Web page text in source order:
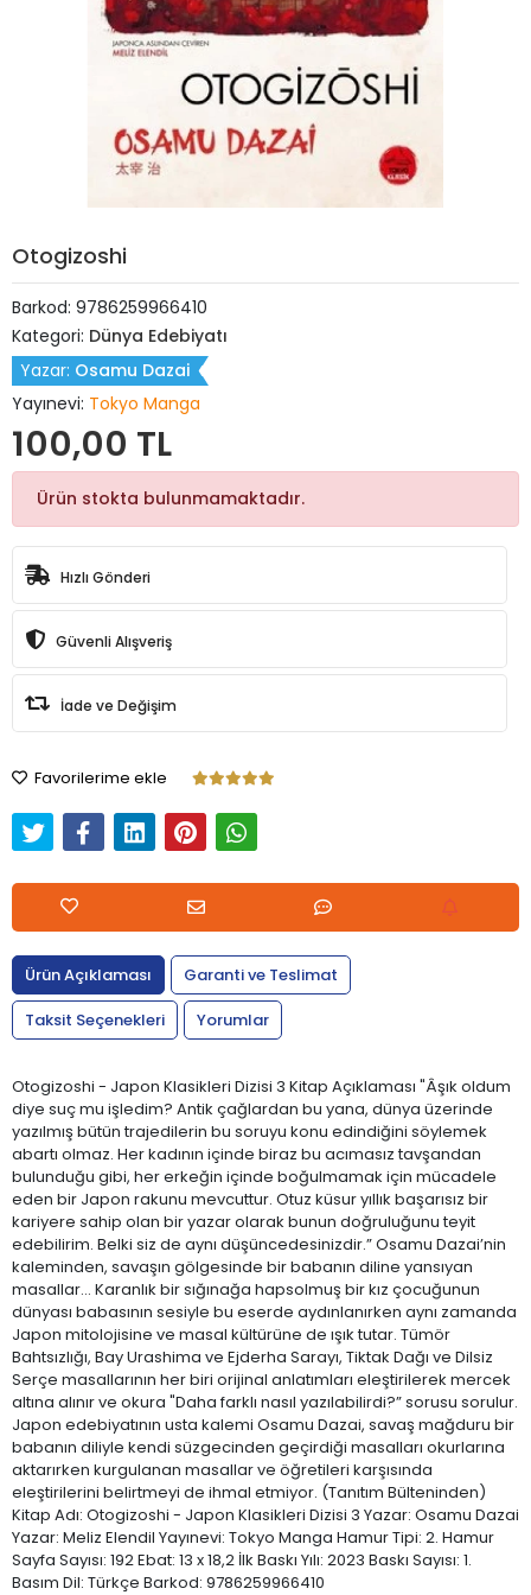
Otogizoshi
Barkod: 9786259966410
Kategori: Dünya Edebiyatı
Yazar: Osamu Dazai
Yayınevi: Tokyo Manga
100,00 TL
Ürün stokta bulunmamaktadır.
Hızlı Gönderi
Güvenli Alışveriş
İade ve Değişim
Favorilerime ekle
Ürün Açıklaması
Garanti ve Teslimat
Taksit Seçenekleri
Yorumlar
Otogizoshi - Japon Klasikleri Dizisi 3 Kitap Açıklaması "Âşık oldum
diye suç mu işledim? Antik çağlardan bu yana, dünya üzerinde
yazılmış bütün trajedilerin bu soruyu konu edindiğini söylemek
abartı olmaz. Her kadının içinde biraz bu acımasız tavşandan
bulunduğu gibi, her erkeğin içinde boğulmamak için mücadele
eden bir Japon rakunu mevcuttur. Otuz küsur yıllık başarısız bir
kariyere sahip olan bir yazar olarak bunun doğruluğunu teyit
edebilirim. Belki siz de aynı düşüncedesinizdir.” Osamu Dazai’nin
kaleminden, savaşın gölgesinde bir babanın diline yansıyan
masallar… Karanlık bir sığınağa hapsolmuş bir kız çocuğunun
dünyası babasının sesiyle bu eserde aydınlanırken aynı zamanda
Japon mitolojisine ve masal kültürüne de ışık tutar. Tümör
Bahtsızlığı, Bay Urashima ve Ejderha Sarayı, Tiktak Dağı ve Dilsiz
Serçe masallarının her biri orijinal anlatımları eleştirilerek mercek
altına alınır ve okura "Daha farklı nasıl yazılabilirdi?” sorusu sorulur.
Japon edebiyatının usta kalemi Osamu Dazai, savaş mağduru bir
babanın diliyle kendi süzgecinden geçirdiği masalları okurlarına
aktarırken kurgulanan masallar ve öğretileri karşısında
eleştirilerini belirtmeyi de ihmal etmiyor. (Tanıtım Bülteninden)
Kitap Adı: Otogizoshi - Japon Klasikleri Dizisi 3 Yazar: Osamu Dazai
Yazar: Meliz Elendil Yayınevi: Tokyo Manga Hamur Tipi: 2. Hamur
Sayfa Sayısı: 192 Ebat: 13 x 18,2 İlk Baskı Yılı: 2023 Baskı Sayısı: 1.
Basım Dil: Türkçe Barkod: 9786259966410